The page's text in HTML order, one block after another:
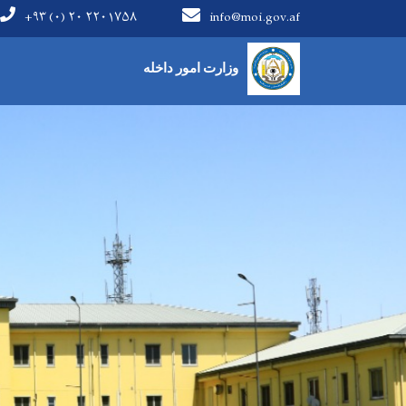
info@moi.gov.af +۹۳ (۰) ۲۰ ۲۲۰۱۷۵۸
وزارت امور داخلهMain Menu